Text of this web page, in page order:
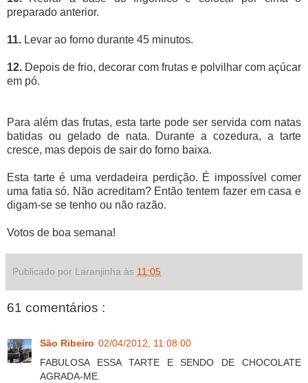
preparado anterior.
11. Levar ao forno durante 45 minutos.
12. Depois de frio, decorar com frutas e polvilhar com açúcar
em pó.
Para além das frutas, esta tarte pode ser servida com natas
batidas ou gelado de nata. Durante a cozedura, a tarte
cresce, mas depois de sair do forno baixa.
Esta tarte é uma verdadeira perdição. É impossível comer
uma fatia só. Não acreditam? Então tentem fazer em casa e
digam-se se tenho ou não razão.
Votos de boa semana!
Publicado por Laranjinha às 11:05
61 comentários :
São Ribeiro 02/04/2012, 11:08:00
FABULOSA ESSA TARTE E SENDO DE CHOCOLATE
AGRADA-ME.